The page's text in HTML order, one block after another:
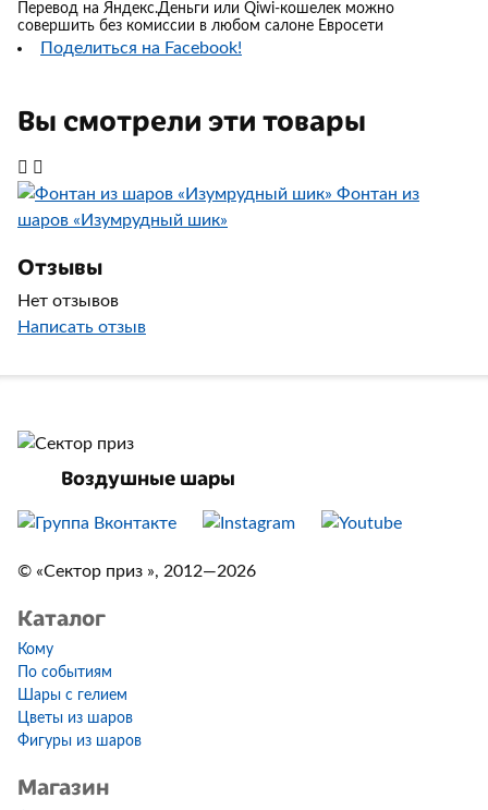
Перевод на Яндекс.Деньги или Qiwi-кошелек можно
совершить без комиссии в любом салоне Евросети
Поделиться на Facebook!
Вы смотрели эти товары
Фонтан из
шаров «Изумрудный шик»
Отзывы
Нет отзывов
Написать отзыв
Воздушные шары
© «Сектор приз », 2012—2026
Каталог
Кому
По событиям
Шары с гелием
Цветы из шаров
Фигуры из шаров
Магазин